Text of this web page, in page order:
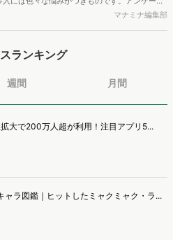
買実態が不透明、新商品の受容性も判断しきれ
していけるのか、現状の既発商品のセグメント
当者様・マーケティング担当者様向け必見のレ
マナミナ編集部
ランキング
週間 月間
拡大で200万人超が利用！注目アプリ5...
ャラ図鑑｜ヒットしたミャクミャク・ラ...